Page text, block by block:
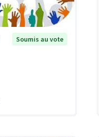
Soumis au vote